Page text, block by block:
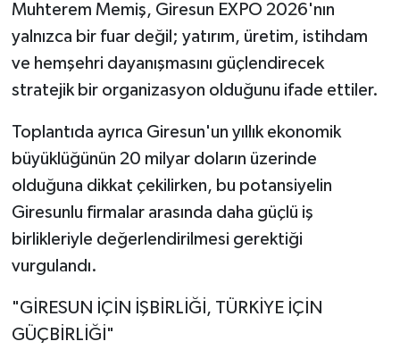
Muhterem Memiş, Giresun EXPO 2026'nın
yalnızca bir fuar değil; yatırım, üretim, istihdam
ve hemşehri dayanışmasını güçlendirecek
stratejik bir organizasyon olduğunu ifade ettiler.
Toplantıda ayrıca Giresun'un yıllık ekonomik
büyüklüğünün 20 milyar doların üzerinde
olduğuna dikkat çekilirken, bu potansiyelin
Giresunlu firmalar arasında daha güçlü iş
birlikleriyle değerlendirilmesi gerektiği
vurgulandı.
"GİRESUN İÇİN İŞBİRLİĞİ, TÜRKİYE İÇİN
GÜÇBİRLİĞİ"